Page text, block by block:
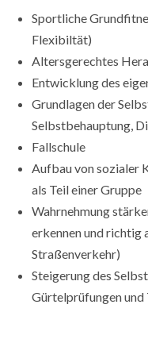
Sportliche
Flexibiltät)
Altersgerechtes
Entwicklung des
Grundlagen der
Selbstbehauptung,
Fallschule
Aufbau von sozialer
als Teil einer Gruppe
Wahrnehmung
erkennen und richtig
Straßenverkehr)
Steigerung des
Gürtelprüfungen